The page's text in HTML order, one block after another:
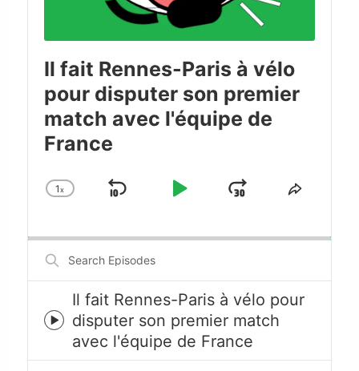
Il fait Rennes-Paris à vélo
pour disputer son premier
match avec l'équipe de
France
Change
1x
Skip
Play
JumpShare
Search
Episodes
Episode
play
icon
Il fait Rennes-Paris à vélo pour
disputer son premier match
avec l'équipe de France